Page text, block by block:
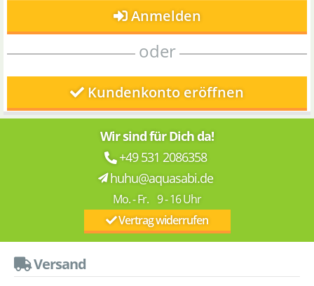
Anmelden
oder
Kundenkonto eröffnen
Wir sind für Dich da!
+49 531 2086358
huhu@aquasabi.de
Mo. - Fr. 9 - 16 Uhr
Vertrag widerrufen
Versand